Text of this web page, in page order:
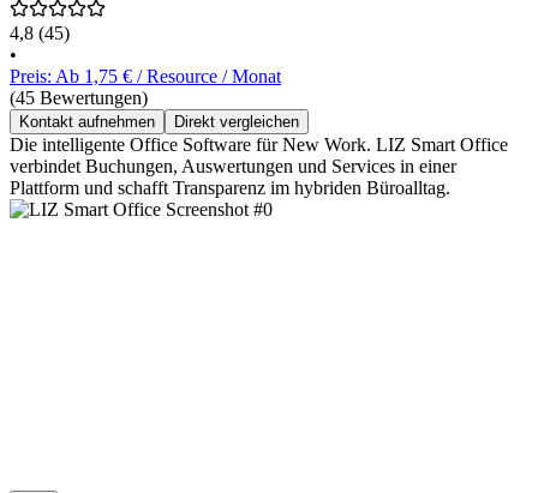
4,8 (45)
•
Preis: Ab 1,75 € / Resource / Monat
(45 Bewertungen)
Kontakt aufnehmen Direkt vergleichen
Die intelligente Office Software für New Work. LIZ Smart Office
verbindet Buchungen, Auswertungen und Services in einer
Plattform und schafft Transparenz im hybriden Büroalltag.